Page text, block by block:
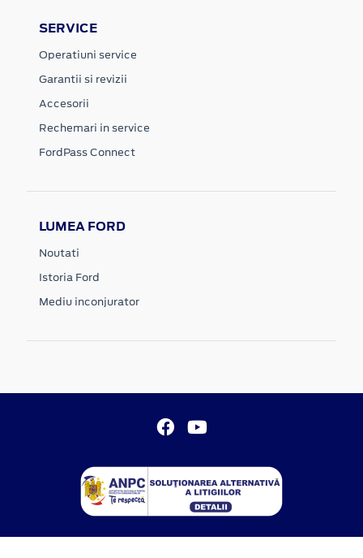
SERVICE
Operatiuni service
Garantii si revizii
Accesorii
Rechemari in service
FordPass Connect
LUMEA FORD
Noutati
Istoria Ford
Mediu inconjurator